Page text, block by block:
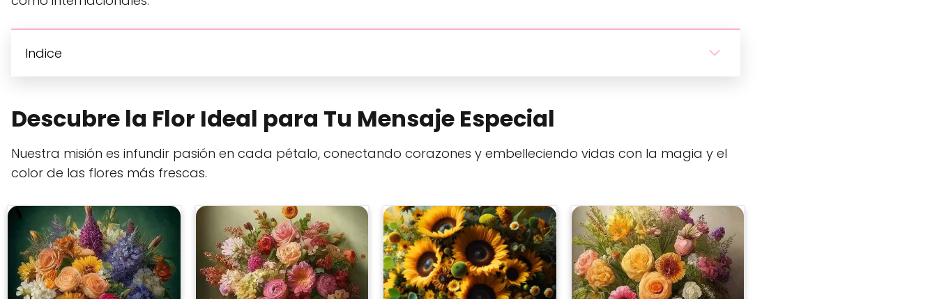
Indice
Descubre la Flor Ideal para Tu Mensaje Especial
Nuestra misión es infundir pasión en cada pétalo, conectando corazones y embelleciendo vidas con la magia y el
color de las flores más frescas.